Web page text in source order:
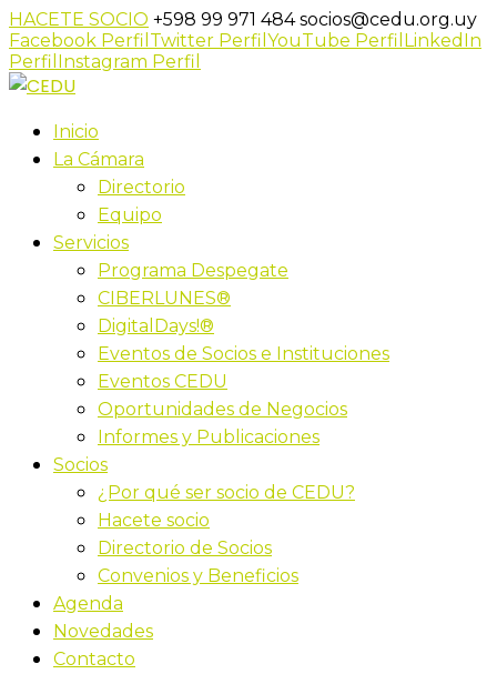
HACETE SOCIO +598 99 971 484socios@cedu.org.uy
Facebook Perfil Twitter Perfil YouTube Perfil LinkedIn
Perfil Instagram Perfil
Inicio
La Cámara
Directorio
Equipo
Servicios
Programa Despegate
CIBERLUNES®
DigitalDays!®
Eventos de Socios e Instituciones
Eventos CEDU
Oportunidades de Negocios
Informes y Publicaciones
Socios
¿Por qué ser socio de CEDU?
Hacete socio
Directorio de Socios
Convenios y Beneficios
Agenda
Novedades
Contacto